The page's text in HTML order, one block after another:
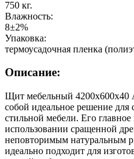
750 кг.
Влажность:
8±2%
Упаковка:
термоусадочная пленка
Описание:
Щит мебельный 4200х600х40
собой идеальное решение для
стильной мебели. Его
использовании сращенной
неповторимым натуральным
идеально подходит для